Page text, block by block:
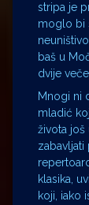
stripa je
moglo bi
baš u
dvije
Mnogi ni
mladić
života još
klasika,
koji, iako